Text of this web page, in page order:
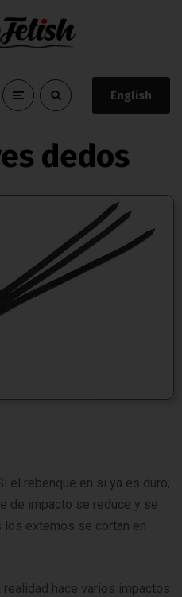
English
Tawse de tres dedos
dedos
el rebenque en sí ya es duro,
de impacto se reduce y se
los extemos se cortan en
hace varios impactos